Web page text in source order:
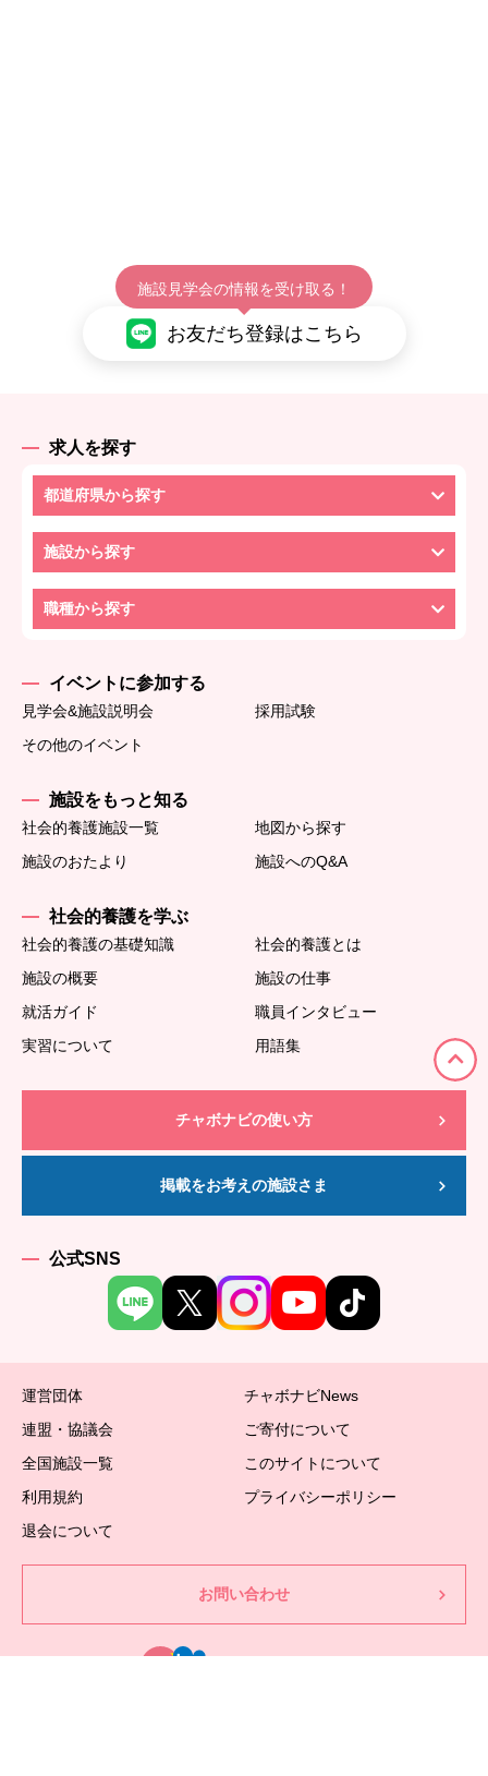
施設見学会の情報を受け取る！
お友だち登録はこちら
求人を探す
都道府県から探す
施設から探す
職種から探す
イベントに参加する
見学会&施設説明会
採用試験
その他のイベント
施設をもっと知る
社会的養護施設一覧
地図から探す
施設のおたより
施設へのQ&A
社会的養護を学ぶ
社会的養護の基礎知識
社会的養護とは
施設の概要
施設の仕事
就活ガイド
職員インタビュー
実習について
用語集
チャボナビの使い方
掲載をお考えの施設さま
公式SNS
運営団体
チャボナビNews
連盟・協議会
ご寄付について
全国施設一覧
このサイトについて
利用規約
プライバシーポリシー
退会について
お問い合わせ